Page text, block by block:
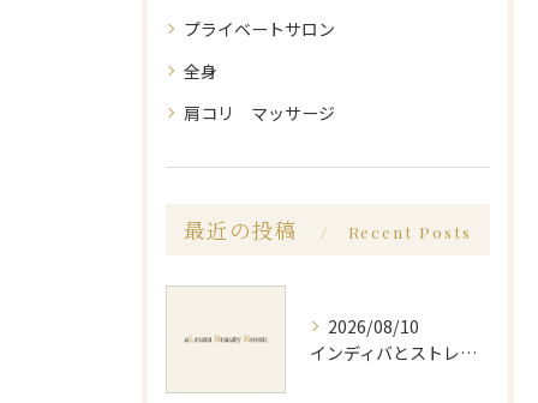
プライベートサロン
全身
肩コリ マッサージ
最近の投稿 Recent Posts
2026/08/10
インディバとストレッチで体質改善を効率化する継続活用ガイド